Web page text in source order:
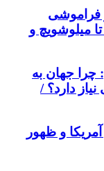
فراموشی
میلوشویچ و
جهان به
دارد؟ /
و ظهور